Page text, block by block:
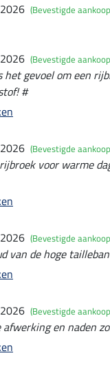
(Bevestigde
(Bevestigde
het gevoel om een
#
(Bevestigde
voor warme
(Bevestigde
van de hoge
(Bevestigde
afwerking en naden